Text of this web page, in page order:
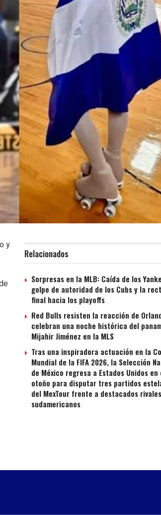
Relacionados
Sorpresas en la MLB: Caída de los
golpe de autoridad de los Cubs y la
final hacia los playoffs
Red Bulls resisten la reacción de
celebran una noche histórica del
Mijahir Jiménez en la MLS
Tras una inspiradora actuación en la
Mundial de la FIFA 2026, la Selección
de México regresa a Estados Unidos en
otoño para disputar tres partidos
del MexTour frente a destacados rivales
sudamericanos
y